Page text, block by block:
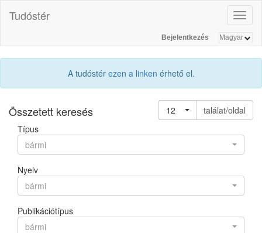
Tudóstér
Bejelentkezés
A tudóstér ezen a linken érhető el.
Összetett keresés 12
találat/oldal
Típus
bármi
Nyelv
bármi
Publikációtípus
bármi